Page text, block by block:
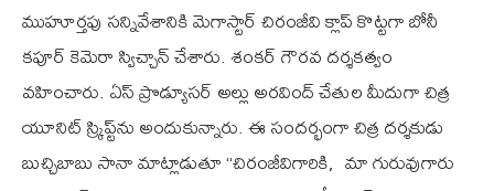
ముహూర్త‌పు స‌న్నివేశానికి మెగాస్టార్ చిరంజీవి క్లాప్ కొట్ట‌గా బోనీ
క‌పూర్ కెమెరా స్విచ్చాన్ చేశారు. శంక‌ర్ గౌర‌వ ద‌ర్శ‌క‌త్వం
వ‌హించారు. ఏస్ ప్రొడ్యూస‌ర్ అల్లు అర‌వింద్ చేతుల మీదుగా చిత్ర
యూనిట్ స్క్రిప్ట్‌ను అందుకున్నారు. ఈ సందర్భంగా చిత్ర దర్శకుడు
బుచ్చిబాబు సానా మాట్లాడుతూ ‘‘చిరంజీవిగారికి, మా గురువుగారు